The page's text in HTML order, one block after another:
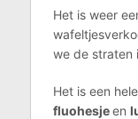
Het is weer
we de straten
Het is een
fluohesjeen